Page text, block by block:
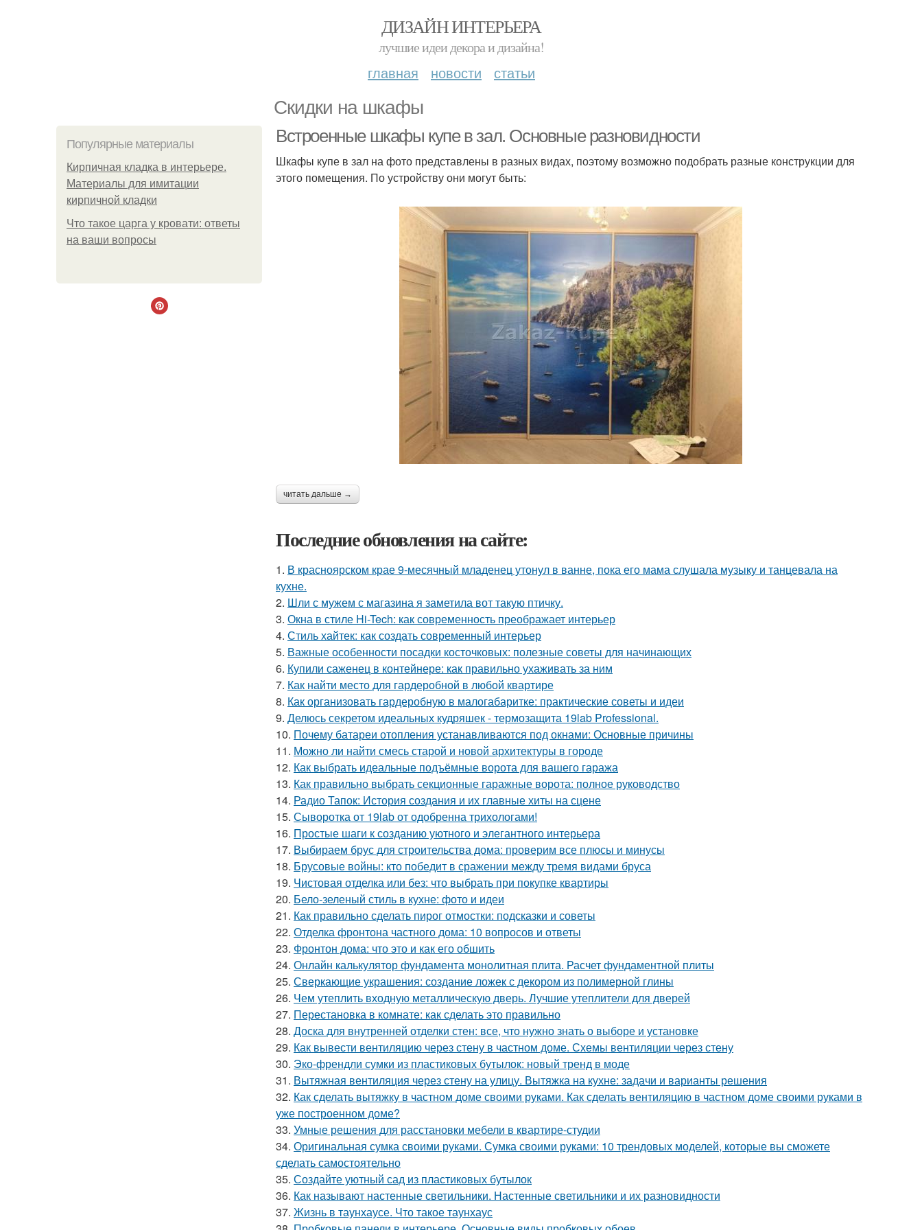
ДИЗАЙН ИНТЕРЬЕРА
лучшие идеи декора и дизайна!
главная новости статьи
Скидки на шкафы
Популярные материалы
Кирпичная кладка в интерьере.
Материалы для имитации
кирпичной кладки
Что такое царга у кровати: ответы
на ваши вопросы
Встроенные шкафы купе в зал. Основные разновидности
Шкафы купе в зал на фото представлены в разных видах, поэтому возможно подобрать разные конструкции для
этого помещения. По устройству они могут быть:
читать дальше →
Последние обновления на сайте:
1. В красноярском крае 9-месячный младенец утонул в ванне, пока его мама слушала музыку и танцевала на
кухне.
2. Шли с мужем с магазина я заметила вот такую птичку.
3. Окна в стиле Hi-Tech: как современность преображает интерьер
4. Стиль хайтек: как создать современный интерьер
5. Важные особенности посадки косточковых: полезные советы для начинающих
6. Купили саженец в контейнере: как правильно ухаживать за ним
7. Как найти место для гардеробной в любой квартире
8. Как организовать гардеробную в малогабаритке: практические советы и идеи
9. Делюсь секретом идеальных кудряшек - термозащита 19lab Professional.
10. Почему батареи отопления устанавливаются под окнами: Основные причины
11. Можно ли найти смесь старой и новой архитектуры в городе
12. Как выбрать идеальные подъёмные ворота для вашего гаража
13. Как правильно выбрать секционные гаражные ворота: полное руководство
14. Радио Тапок: История создания и их главные хиты на сцене
15. Сыворотка от 19lab от одобренна трихологами!
16. Простые шаги к созданию уютного и элегантного интерьера
17. Выбираем брус для строительства дома: проверим все плюсы и минусы
18. Брусовые войны: кто победит в сражении между тремя видами бруса
19. Чистовая отделка или без: что выбрать при покупке квартиры
20. Бело-зеленый стиль в кухне: фото и идеи
21. Как правильно сделать пирог отмостки: подсказки и советы
22. Отделка фронтона частного дома: 10 вопросов и ответы
23. Фронтон дома: что это и как его обшить
24. Онлайн калькулятор фундамента монолитная плита. Расчет фундаментной плиты
25. Сверкающие украшения: создание ложек с декором из полимерной глины
26. Чем утеплить входную металлическую дверь. Лучшие утеплители для дверей
27. Перестановка в комнате: как сделать это правильно
28. Доска для внутренней отделки стен: все, что нужно знать о выборе и установке
29. Как вывести вентиляцию через стену в частном доме. Схемы вентиляции через стену
30. Эко-френдли сумки из пластиковых бутылок: новый тренд в моде
31. Вытяжная вентиляция через стену на улицу. Вытяжка на кухне: задачи и варианты решения
32. Как сделать вытяжку в частном доме своими руками. Как сделать вентиляцию в частном доме своими руками в
уже построенном доме?
33. Умные решения для расстановки мебели в квартире-студии
34. Оригинальная сумка своими руками. Сумка своими руками: 10 трендовых моделей, которые вы сможете
сделать самостоятельно
35. Создайте уютный сад из пластиковых бутылок
36. Как называют настенные светильники. Настенные светильники и их разновидности
37. Жизнь в таунхаусе. Что такое таунхаус